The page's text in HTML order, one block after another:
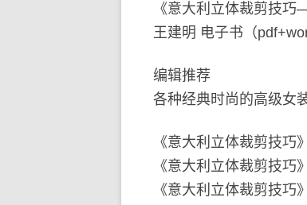
《意大利立体裁剪技
王建明 电子书（
编辑推荐
各种经典时尚的高级女
《意大利立体裁剪技巧
《意大利立体裁剪技巧
《意大利立体裁剪技巧